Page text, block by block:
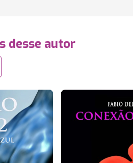
desse autor